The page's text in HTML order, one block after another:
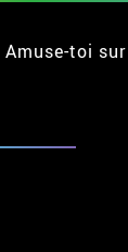
Amuse-toi